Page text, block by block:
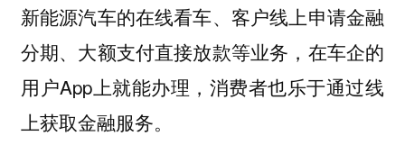
新能源汽车的在线看车、客户线上申请金融
分期、大额支付直接放款等业务，在车企的
用户App上就能办理，消费者也乐于通过线
上获取金融服务。